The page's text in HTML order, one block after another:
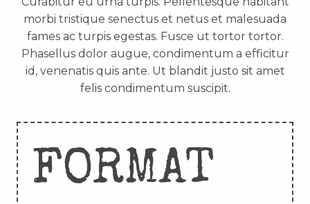
morbi tristique senectus et netus et malesuada
fames ac turpis egestas. Fusce ut tortor tortor.
Phasellus dolor augue, condimentum a efficitur
id, venenatis quis ante. Ut blandit justo sit amet
felis condimentum suscipit.
FORMAT